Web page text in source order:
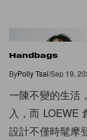
Handbags
ByPolly Tsai/Sep 19,
一陳不變的生活
入，而 LOEWE
設計不僅時髦摩